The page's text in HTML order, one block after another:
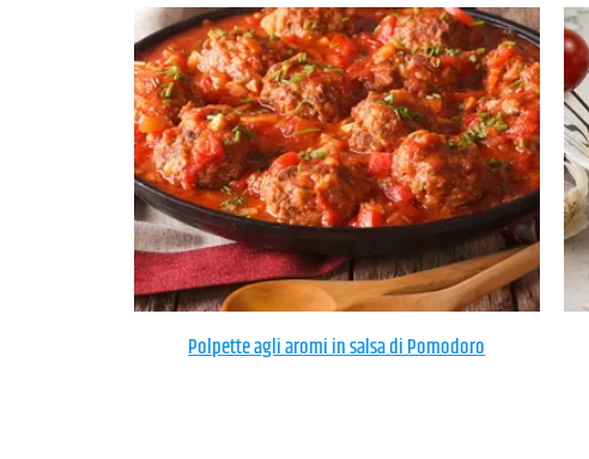
Polpette agli aromi in salsa di Pomodoro